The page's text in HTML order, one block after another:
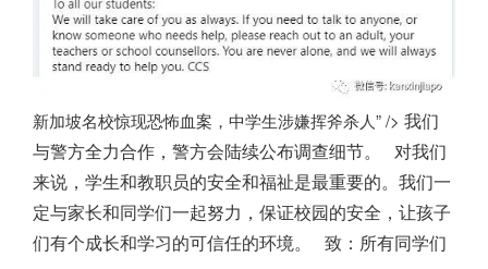
新加坡名校惊现恐怖血案，中学生涉嫌挥斧杀人” /> 我们
与警方全力合作，警方会陆续公布调查细节。
对我们
来说，学生和教职员的安全和福祉是最重要的。我们一
定与家长和同学们一起努力，保证校园的安全，让孩子
们有个成长和学习的可信任的环境。
致：所有同学们